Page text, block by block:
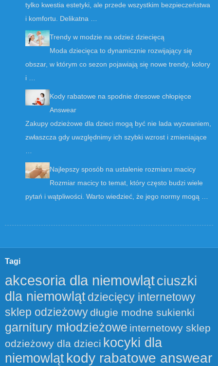
tylko kwestia estetyki, ale przede wszystkim bezpieczeństwa
i komfortu. Delikatna …
Trendy w modzie na odzież dziecięcą
Moda dziecięca to dynamicznie rozwijający się
obszar, w którym co sezon pojawiają się nowe trendy, kolory
i …
Kody rabatowe na spodnie dresowe chłopięce
Answear
Zakupy odzieżowe dla dzieci mogą być nie lada wyzwaniem,
zwłaszcza gdy uwzględnimy ich szybki wzrost i zmieniające
Najlepszy sposób na ustalenie rozmiaru macicy
Rozmiar macicy to temat, który często budzi wiele
pytań i wątpliwości. Warto wiedzieć, że jego normy mogą …
Tagi
akcesoria dla niemowlątciuszki
dla niemowlątdziecięcy internetowy
sklep odzieżowy długie modne sukienki
garnitury młodzieżowe internetowy sklep
odzieżowy dla dzieci kocyki dla
niemowląt kody rabatowe answear